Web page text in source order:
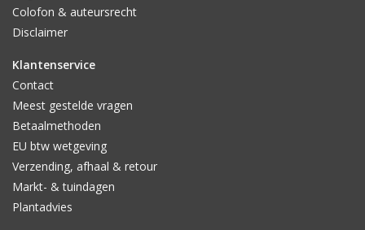
Colofon & auteursrecht
Disclaimer
Klantenservice
Contact
Meest gestelde vragen
Betaalmethoden
EU btw wetgeving
Verzending, afhaal & retour
Markt- & tuindagen
Plantadvies